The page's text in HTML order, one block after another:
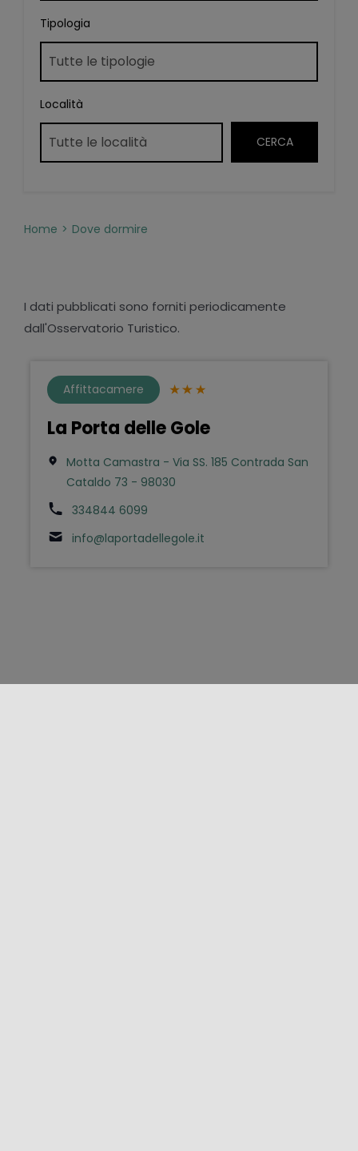
Tipologia
Località
Home Dove dormire
I dati pubblicati sono forniti periodicamente
dall'Osservatorio Turistico.
Affittacamere
La Porta delle Gole
Motta Camastra - Via SS. 185 Contrada San
Cataldo 73 - 98030
334844 6099
info@laportadellegole.it